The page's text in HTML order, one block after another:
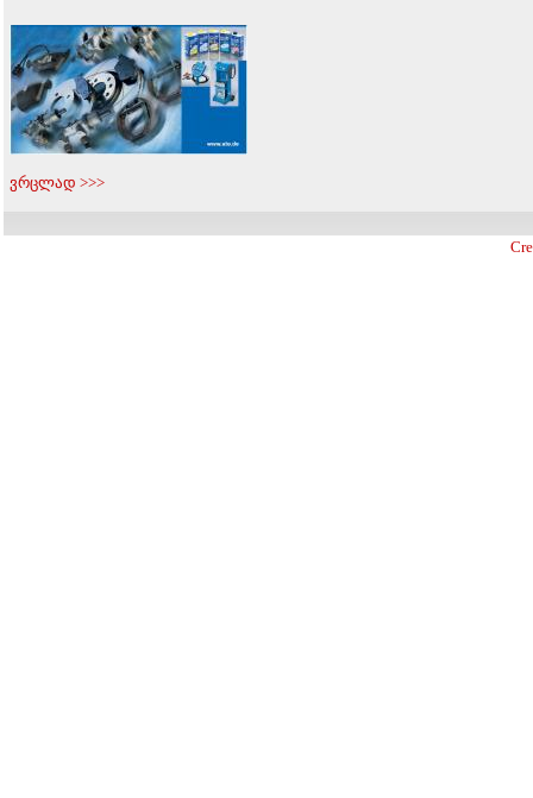
ვრცლად >>>